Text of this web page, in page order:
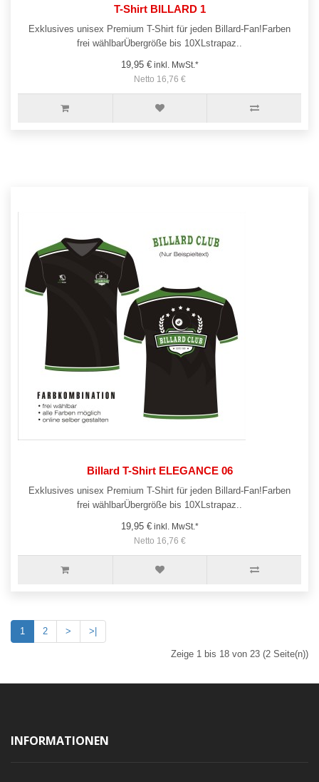
T-Shirt BILLARD 1
Exklusives unisex Premium T-Shirt für jeden Billard-Fan!Farben
frei wählbarÜbergröße bis 10XLstrapaz..
19,95 €inkl. MwSt.*
Netto 16,76 €
Billard T-Shirt ELEGANCE 06
Exklusives unisex Premium T-Shirt für jeden Billard-Fan!Farben
frei wählbarÜbergröße bis 10XLstrapaz..
19,95 €inkl. MwSt.*
Netto 16,76 €
1 2 > >|
Zeige 1 bis 18 von 23 (2 Seite(n))
INFORMATIONEN